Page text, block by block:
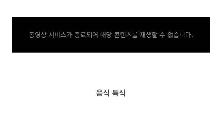
동영상 서비스가 종료되어 해당 콘텐츠를 재생할 수 없습니다.
음식 특식